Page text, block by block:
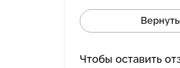
Чтобы оставить